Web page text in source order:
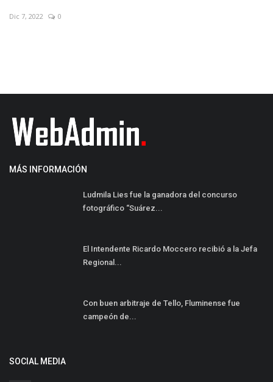
Abr 21, 2022
MÁS INFORMACIÓN
Ludmila Lies fue la ganadora del concurso
fotográfico “Suárez...
El Intendente Ricardo Moccero recibió a la Jefa
Regional...
Con buen arbitraje de Tello, Fluminense fue
campeón de...
SOCIAL MEDIA